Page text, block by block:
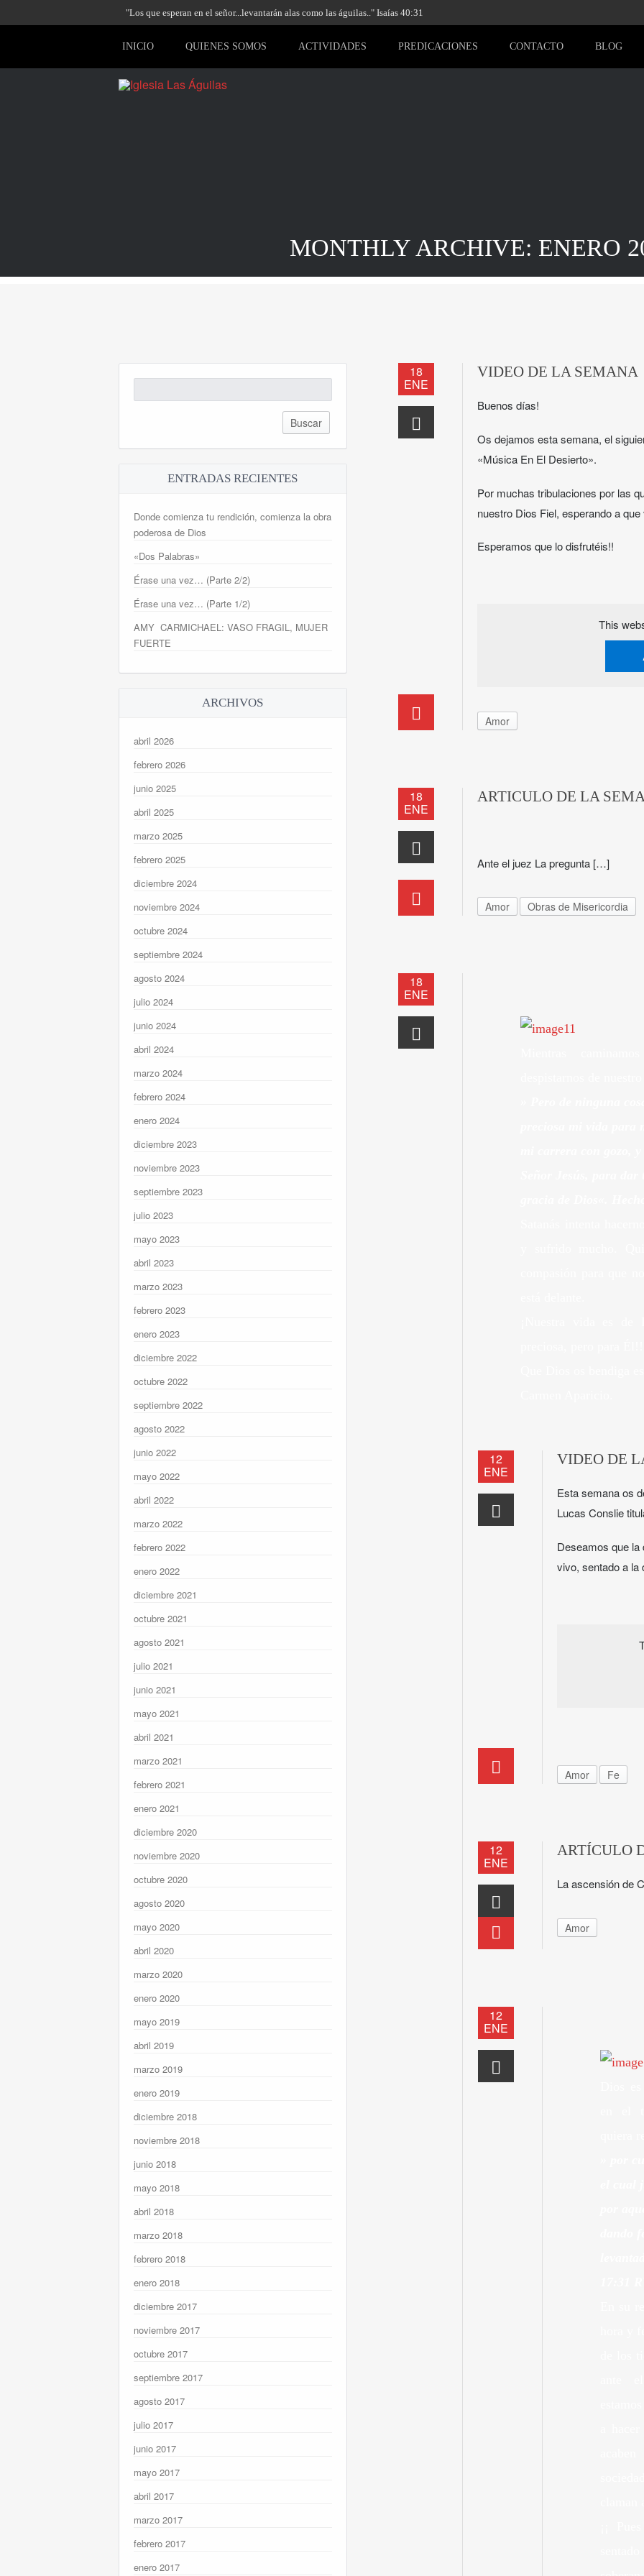
"Los que esperan en el señor...levantarán alas como las águilas.." Isaías 40:31
INICIO QUIENES SOMOS ACTIVIDADES PREDICACIONES CONTACTO BLOG
MONTHLY ARCHIVE: ENERO
ENTRADAS RECIENTES
Donde comienza tu rendición, comienza la obra
poderosa de Dios
«Dos Palabras»
Érase una vez… (Parte 2/2)
Érase una vez… (Parte 1/2)
AMY CARMICHAEL: VASO FRAGIL, MUJER
FUERTE
ARCHIVOS
abril 2026
febrero 2026
junio 2025
abril 2025
marzo 2025
febrero 2025
diciembre 2024
noviembre 2024
octubre 2024
septiembre 2024
agosto 2024
julio 2024
junio 2024
abril 2024
marzo 2024
febrero 2024
enero 2024
diciembre 2023
noviembre 2023
septiembre 2023
julio 2023
mayo 2023
abril 2023
marzo 2023
febrero 2023
enero 2023
diciembre 2022
octubre 2022
septiembre 2022
agosto 2022
junio 2022
mayo 2022
abril 2022
marzo 2022
febrero 2022
enero 2022
diciembre 2021
octubre 2021
agosto 2021
julio 2021
junio 2021
mayo 2021
abril 2021
marzo 2021
febrero 2021
enero 2021
diciembre 2020
noviembre 2020
octubre 2020
agosto 2020
mayo 2020
abril 2020
marzo 2020
enero 2020
mayo 2019
abril 2019
marzo 2019
enero 2019
diciembre 2018
noviembre 2018
junio 2018
mayo 2018
abril 2018
marzo 2018
febrero 2018
enero 2018
diciembre 2017
noviembre 2017
octubre 2017
septiembre 2017
agosto 2017
julio 2017
junio 2017
mayo 2017
abril 2017
marzo 2017
febrero 2017
enero 2017
18
ENE
VIDEO DE LA SEMANA
Buenos días!
Os dejamos esta semana, el
«Música En El Desierto».
Por muchas tribulaciones por las
nuestro Dios Fiel, esperando a
Esperamos que lo disfrutéis!!
This
Amor
18
ENE
ARTICULO DE LA
Ante el juez La pregunta […]
Amor Obras de Misericordia
18
ENE
12
ENE
VIDEO DE
Esta semana os
Lucas Conslie
Deseamos que
vivo, sentado a la
Amor Fe
12
ENE
ARTÍCULO
La ascensión de
Amor
12
ENE